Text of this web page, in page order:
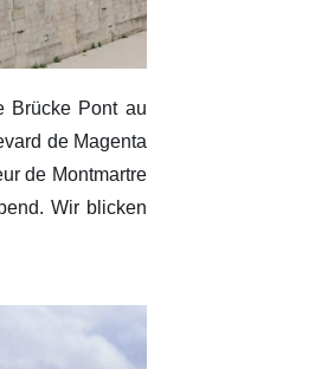
Brücke Pont au
de Magenta
de Montmartre
Wir blicken